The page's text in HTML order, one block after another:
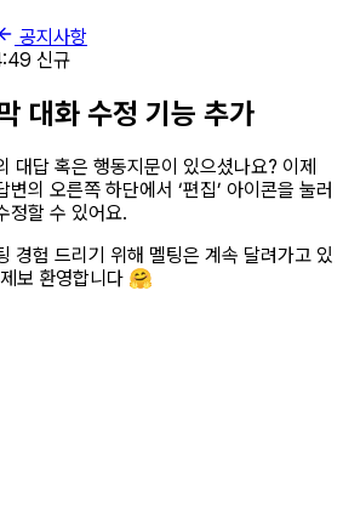
공지사항
신규
대화 수정 기능 추가
대답 혹은 행동지문이 있으셨나요? 이제
의 오른쪽 하단에서 ‘편집’ 아이콘을 눌러
정할 수 있어요.
경험 드리기 위해 멜팅은 계속 달려가고 있
보 환영합니다 🤗